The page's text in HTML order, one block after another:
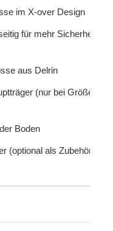
im X-over Design
für mehr Sicherheit
aus Delrin
(nur bei Größe
Boden
(optional als Zubehör